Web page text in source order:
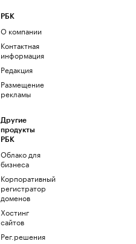
РБК
О компании
Контактная
информация
Редакция
Размещение
рекламы
Другие
продукты
РБК
Облако для
бизнеса
Корпоративный
регистратор
доменов
Хостинг
сайтов
Рег.решения